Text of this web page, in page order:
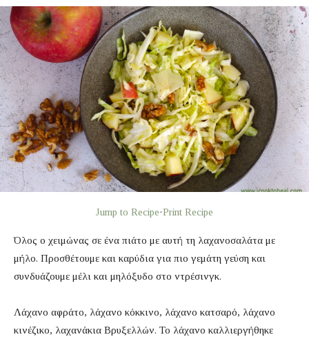
Jump to Recipe·Print Recipe
Όλος ο χειμώνας σε ένα πιάτο με αυτή τη λαχανοσαλάτα με
μήλο. Προσθέτουμε και καρύδια για πιο γεμάτη γεύση και
συνδυάζουμε μέλι και μηλόξυδο στο ντρέσινγκ.
Λάχανο αφράτο, λάχανο κόκκινο, λάχανο κατσαρό, λάχανο
κινέζικο, λαχανάκια Βρυξελλών. Το λάχανο καλλιεργήθηκε